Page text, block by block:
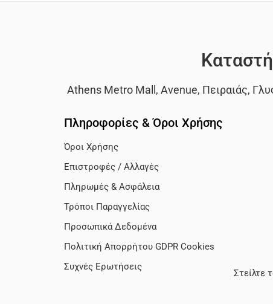
Athens Metro Mall, Avenue, Πειραιάς,
Πληροφορίες & Όροι Χρήσης
Όροι Χρήσης
Επιστροφές / Αλλαγές
Πληρωμές & Ασφάλεια
Τρόποι Παραγγελίας
Προσωπικά Δεδομένα
Πολιτική Απορρήτου GDPR Cookies
Συχνές Ερωτήσεις
Στείλτε